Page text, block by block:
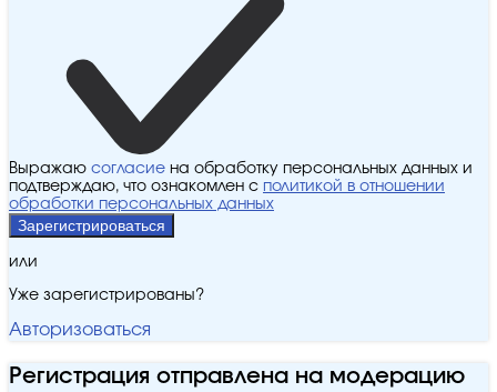
Выражаю согласие на обработку персональных данных и
подтверждаю, что ознакомлен с политикой в отношении
обработки персональных данных
Зарегистрироваться
или
Уже зарегистрированы?
Авторизоваться
Регистрация отправлена на модерацию